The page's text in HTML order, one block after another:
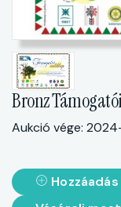
Bronz
Aukció vége: